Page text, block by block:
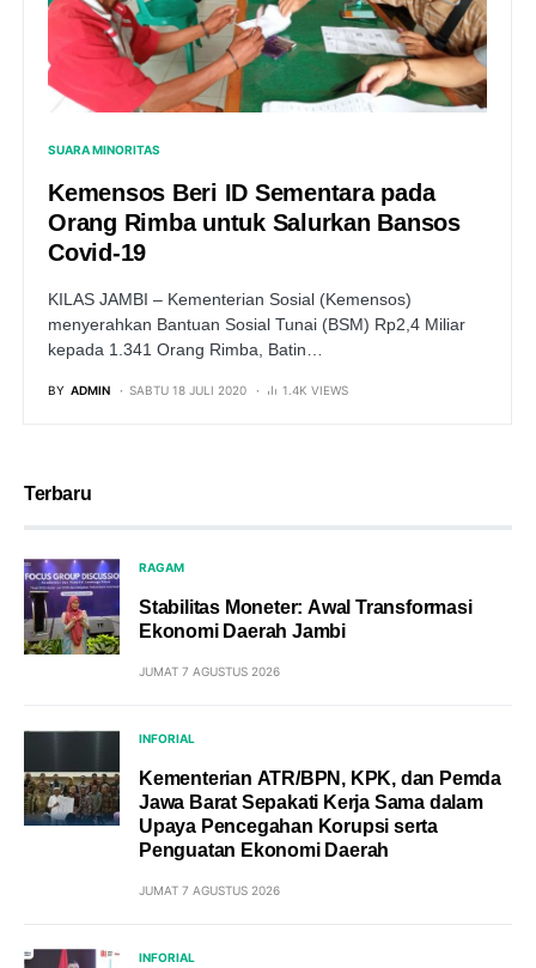
SUARA MINORITAS
Kemensos Beri ID Sementara pada
Orang Rimba untuk Salurkan Bansos
Covid-19
KILAS JAMBI – Kementerian Sosial (Kemensos)
menyerahkan Bantuan Sosial Tunai (BSM) Rp2,4 Miliar
kepada 1.341 Orang Rimba, Batin…
BY ADMIN SABTU 18 JULI 2020 1.4K VIEWS
Terbaru
RAGAM
Stabilitas Moneter: Awal Transformasi
Ekonomi Daerah Jambi
JUMAT 7 AGUSTUS 2026
INFORIAL
Kementerian ATR/BPN, KPK, dan Pemda
Jawa Barat Sepakati Kerja Sama dalam
Upaya Pencegahan Korupsi serta
Penguatan Ekonomi Daerah
JUMAT 7 AGUSTUS 2026
INFORIAL